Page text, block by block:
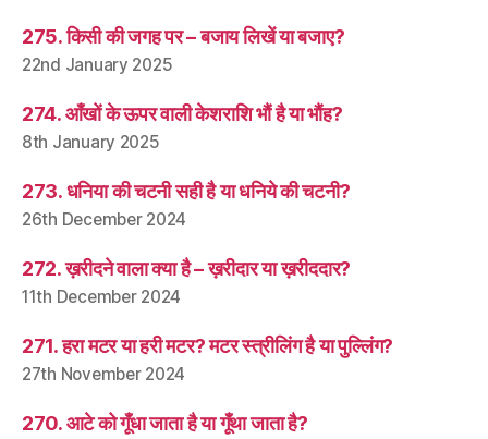
275. किसी की जगह पर – बजाय लिखें या बजाए?
22nd January 2025
274. आँखों के ऊपर वाली केशराशि भौं है या भौंह?
8th January 2025
273. धनिया की चटनी सही है या धनिये की चटनी?
26th December 2024
272. ख़रीदने वाला क्या है – ख़रीदार या ख़रीददार?
11th December 2024
271. हरा मटर या हरी मटर? मटर स्त्रीलिंग है या पुल्लिंग?
27th November 2024
270. आटे को गूँधा जाता है या गूँथा जाता है?